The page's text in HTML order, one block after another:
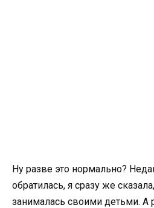
Ну разве это нормально?
обратилась, я сразу же
занималась своими детьми. А